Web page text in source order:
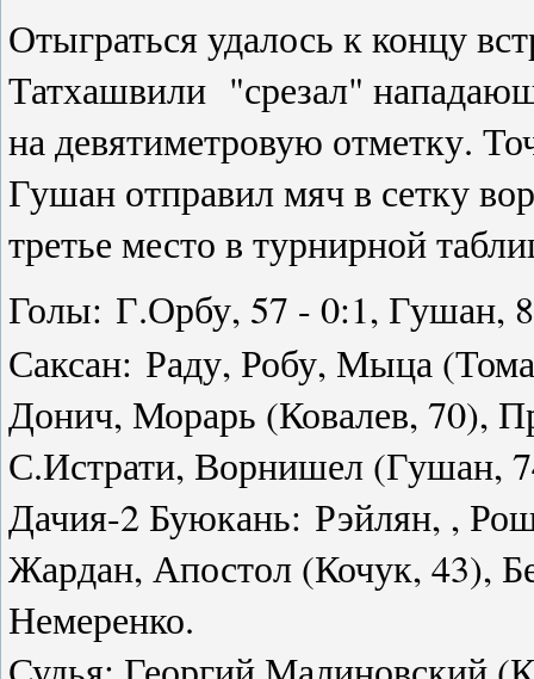
Отыграться удалось к концу
Татхашвили "срезал"
на девятиметровую отметку.
Гушан отправил мяч в сетку
третье место в турнирной
Голы: Г.Орбу, 57 - 0:1, Гушан,
Саксан: Раду, Робу, Мыца
Донич, Морарь (Ковалев, 70),
С.Истрати, Ворнишел (Гушан,
Дачия-2 Буюкань: Рэйлян, ,
Жардан, Апостол (Кочук, 43),
Немеренко.